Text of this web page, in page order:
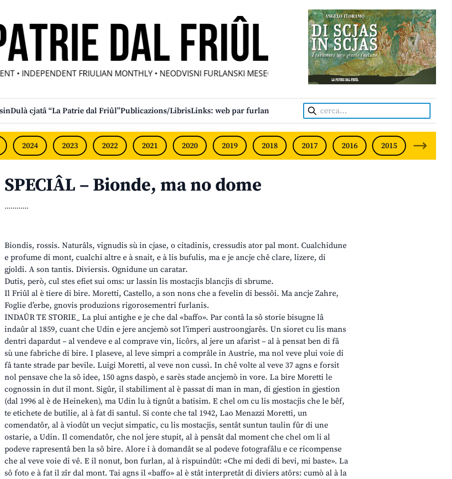
INDEPENDENT FRIULIAN MONTHLY • NEODVISNI FURLANSKI MESEČNIK • UNABHÄNGIGE FRIAULISCHE
Dulà cjatâ “La Patrie dal Friûl”Publicazions/LibrisLinks: web par furlan Cerca:
2024 2023 2022 2021 2020 2019 2018 2017 2016 2015 2014
SPECIÂL – Bionde, ma no dome
............
Biondis, rossis. Naturâls, vignudis sù in cjase, o citadinis, cressudis ator pal mont. Cualchidune
e profume di mont, cualchi altre e à snait, e à lis bufulis, ma e je ancje chê clare, lizere, di
gjoldi. A son tantis. Diviersis. Ognidune un caratar.
Dutis, però, cul stes efiet sui oms: ur lassin lis mostacjis blancjis di sbrume.
Il Friûl al è tiere di bire. Moretti, Castello, a son nons che a fevelin di bessôi. Ma ancje Zahre,
Foglie d’erbe, gnovis produzions rigorosementri furlanis.
INDAÛR TE STORIE_ La plui antighe e je che dal «baffo». Par contâ la sô storie bisugne lâ
indaûr al 1859, cuant che Udin e jere ancjemò sot l’imperi austroongjarês. Un sioret cu lis mans
dentri dapardut – al vendeve e al comprave vin, licôrs, al jere un afarist – al à pensat ben di fâ
sù une fabriche di bire. I plaseve, al leve simpri a comprâle in Austrie, ma nol veve plui voie di
fâ tante strade par bevile. Luigi Moretti, al veve non cussì. In chê volte al veve 37 agns e forsit
nol pensave che la sô idee, 150 agns daspò, e sarès stade ancjemò in vore. La bire Moretti le
cognossin in dut il mont. Sigûr, il stabiliment al è passat di man in man, di gjestion in gjestion
(dal 1996 al è de Heineken), ma Udin lu à tignût a batisim. E chel om cu lis mostacjis che le bêf,
te etichete de butilie, al à fat di santul. Si conte che tal 1942, Lao Menazzi Moretti, un
comendatôr, al à viodût un vecjut simpatic, cu lis mostacjis, sentât suntun taulin fûr di une
ostarie, a Udin. Il comendatôr, che nol jere stupit, al à pensât dal moment che chel om li al
podeve rapresentâ ben la sô bire. Alore i à domandât se al podeve fotografâlu e ce ricompense
che al veve voie di vê. E il nonut, bon furlan, al à rispuindût: «Che mi dedi di bevi, mi baste». La
sô foto e à fat il zîr dal mont. Tai agns il «baffo» al è stât interpretât di diviers atôrs: cumò al à la